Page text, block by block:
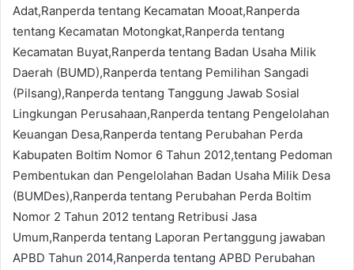
Adat,Ranperda tentang Kecamatan Mooat,Ranperda
tentang Kecamatan Motongkat,Ranperda tentang
Kecamatan Buyat,Ranperda tentang Badan Usaha Milik
Daerah (BUMD),Ranperda tentang Pemilihan Sangadi
(Pilsang),Ranperda tentang Tanggung Jawab Sosial
Lingkungan Perusahaan,Ranperda tentang Pengelolahan
Keuangan Desa,Ranperda tentang Perubahan Perda
Kabupaten Boltim Nomor 6 Tahun 2012,tentang Pedoman
Pembentukan dan Pengelolahan Badan Usaha Milik Desa
(BUMDes),Ranperda tentang Perubahan Perda Boltim
Nomor 2 Tahun 2012 tentang Retribusi Jasa
Umum,Ranperda tentang Laporan Pertanggung jawaban
APBD Tahun 2014,Ranperda tentang APBD Perubahan